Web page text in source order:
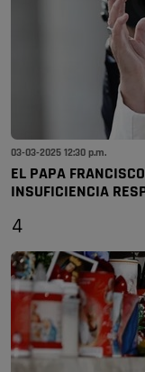
03-03-2025 12:30 p.m.
EL PAPA
INSUFICIENCIA
4